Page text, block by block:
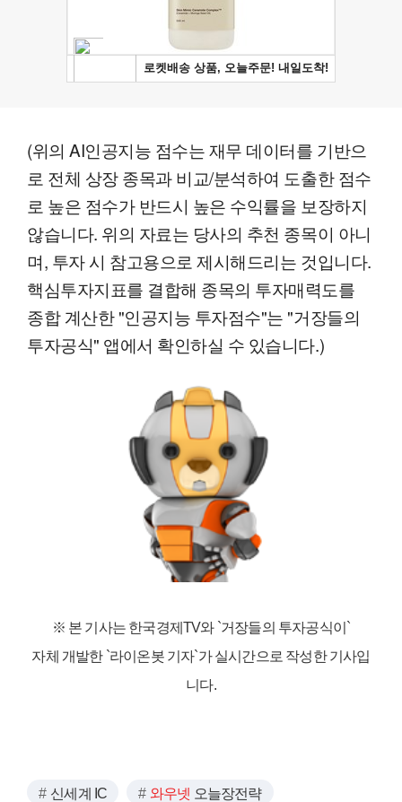
(위의 AI인공지능 점수는 재무 데이터를 기반으
로 전체 상장 종목과 비교/분석하여 도출한 점수
로 높은 점수가 반드시 높은 수익률을 보장하지
않습니다. 위의 자료는 당사의 추천 종목이 아니
며, 투자 시 참고용으로 제시해드리는 것입니다.
핵심투자지표를 결합해 종목의 투자매력도를
종합 계산한 "인공지능 투자점수"는 "거장들의
투자공식" 앱에서 확인하실 수 있습니다.)
※ 본 기사는 한국경제TV와 `거장들의 투자공식이`
자체 개발한 `라이온봇 기자`가 실시간으로 작성한 기사입
니다.
신세계 IC 와우넷 오늘장전략